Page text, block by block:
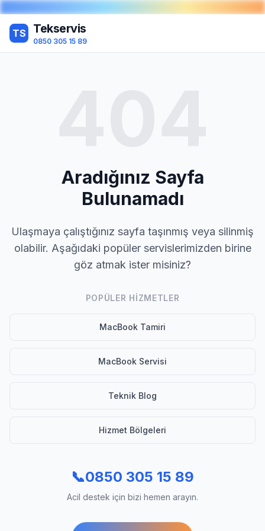
TS Tekservis
0850 305 15 89
Aradığınız Sayfa
Bulunamadı
Ulaşmaya çalıştığınız sayfa taşınmış veya silinmiş
olabilir. Aşağıdaki popüler servislerimizden birine
göz atmak ister misiniz?
POPÜLER HIZMETLER
MacBook Tamiri
MacBook Servisi
Teknik Blog
Hizmet Bölgeleri
📞0850 305 15 89
Acil destek için bizi hemen arayın.